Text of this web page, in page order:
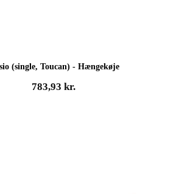
(single, Toucan) - Hængekøje
783,93 kr.